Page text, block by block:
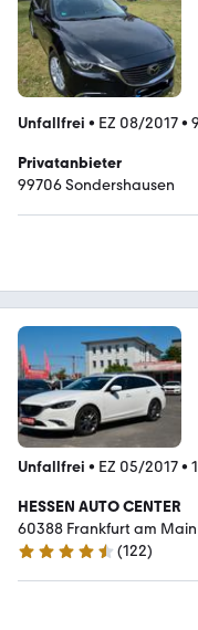
Unfallfrei • EZ 08/2017•
Privatanbieter
99706 Sondershausen
Unfallfrei • EZ 05/2017•
HESSEN AUTO CENTER
60388 Frankfurt am
4.6 Sterne
(122)